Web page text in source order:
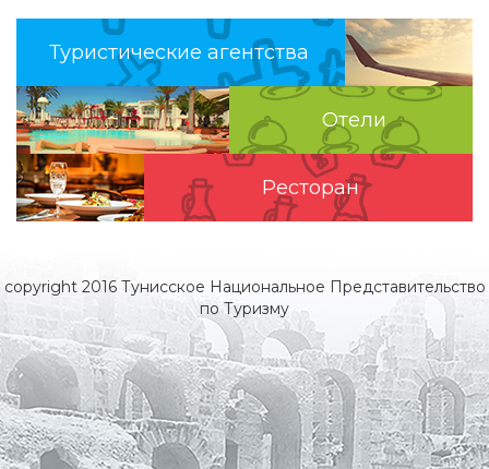
Туристические агентства
Отели
Pесторан
copyright 2016 Тунисское Национальное Представительство
по Туризму